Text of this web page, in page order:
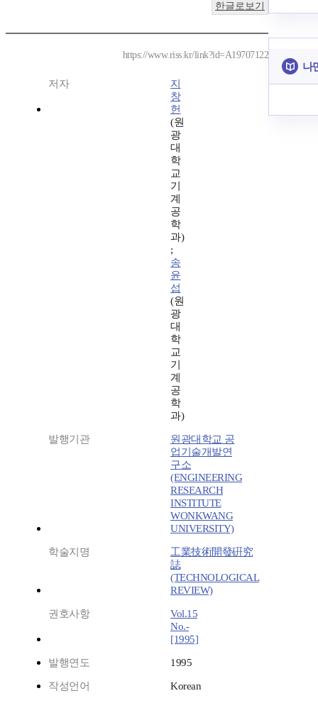
한글로보기
https://www.riss.kr/link?id=A19707122
저자
지
창
헌
(원
광
대
학
교
기
계
공
학
과)
;
송
윤
섭
(원
광
대
학
교
기
계
공
학
과)
발행기관
원광대학교 공
업기술개발연
구소
(ENGINEERING
RESEARCH
INSTITUTE
WONKWANG
UNIVERSITY)
학술지명
工業技術開發硏究
誌
(TECHNOLOGICAL
REVIEW)
권호사항
Vol.15
No.-
[1995]
발행연도 1995
작성언어 Korean
나